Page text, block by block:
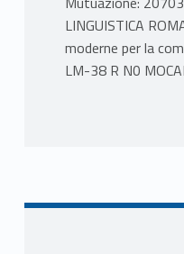
LINGUISTICA
moderne per la
LM-38 R N0